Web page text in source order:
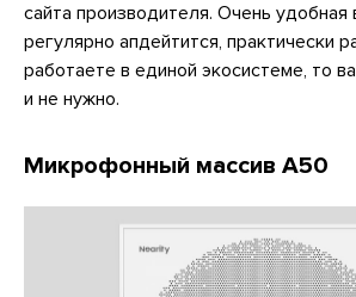
сайта производителя. Очень
регулярно апдейтится, практически
работаете в единой экосистеме, то
и не нужно.
Микрофонный массив A50